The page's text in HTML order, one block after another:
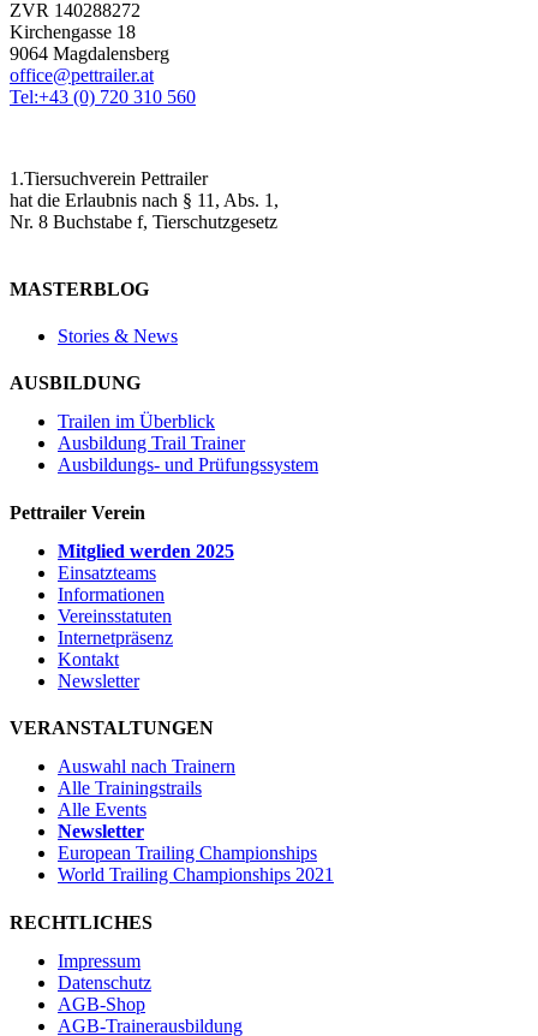
ZVR 140288272
Kirchengasse 18
9064 Magdalensberg
office@pettrailer.at
Tel:+43 (0) 720 310 560
1.Tiersuchverein Pettrailer
hat die Erlaubnis nach § 11, Abs. 1,
Nr. 8 Buchstabe f, Tierschutzgesetz
MASTERBLOG
Stories & News
AUSBILDUNG
Trailen im Überblick
Ausbildung Trail Trainer
Ausbildungs- und Prüfungssystem
Pettrailer Verein
Mitglied werden 2025
Einsatzteams
Informationen
Vereinsstatuten
Internetpräsenz
Kontakt
Newsletter
VERANSTALTUNGEN
Auswahl nach Trainern
Alle Trainingstrails
Alle Events
Newsletter
European Trailing Championships
World Trailing Championships 2021
RECHTLICHES
Impressum
Datenschutz
AGB-Shop
AGB-Trainerausbildung